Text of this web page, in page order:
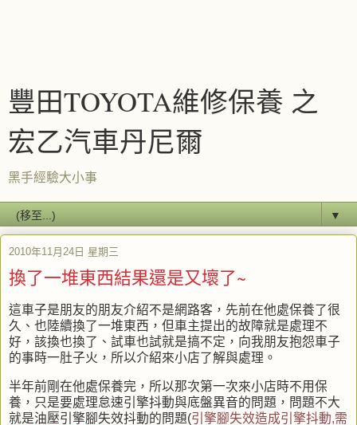
豐田TOYOTA維修保養 之
宏乙汽車丹尼爾
黑手經驗大小事
▼
2010年11月24日 星期三
換了一堆東西結果還是又壞了~
這車子是朋友的朋友介紹不是網路客，先前在他處保養了很
久、也陸續換了一堆東西，但車主提出的故障就是處理不
好，該換也換了、試車也試就是搞不定，向我朋友抱怨車子
的事時一肚子火，所以介紹來小店了解與處理。
半年前剛在他處保養完，所以那次第一次來小店時不用保
養，只是要處理怠速引擎抖動與底盤異音的問題，問題不大
就是油壓引擎腳失效抖動的問題(引擎腳失效造成引擎抖動,需